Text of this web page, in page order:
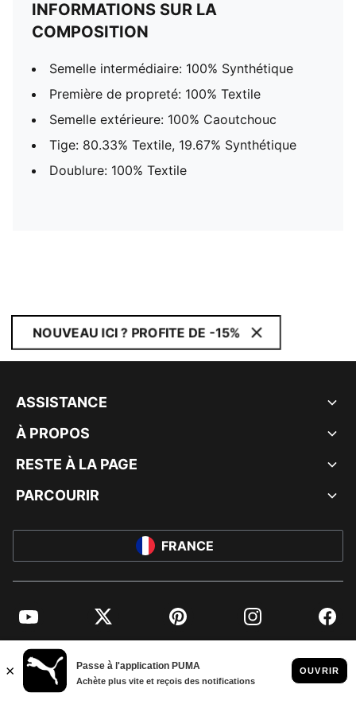
INFORMATIONS SUR LA
COMPOSITION
Semelle intermédiaire: 100% Synthétique
Première de propreté: 100% Textile
Semelle extérieure: 100% Caoutchouc
Tige: 80.33% Textile, 19.67% Synthétique
Doublure: 100% Textile
NOUVEAU ICI ? PROFITE DE -15%
ASSISTANCE
À PROPOS
RESTE À LA PAGE
PARCOURIR
FRANCE
YouTube Twitter Pinterest Instagram
© PUMA EUROPE GMBH, 2026. TOUS DROITS RÉSERVÉS
MENTIONS ET DONNÉES LÉGALES